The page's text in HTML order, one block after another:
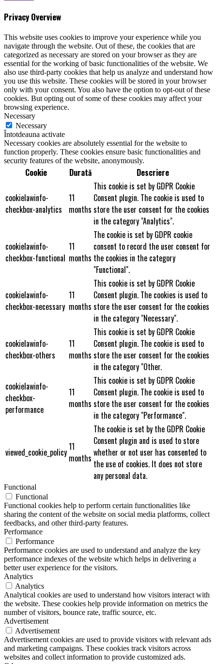
Privacy Overview
This website uses cookies to improve your experience while you
navigate through the website. Out of these, the cookies that are
categorized as necessary are stored on your browser as they are
essential for the working of basic functionalities of the website. We
also use third-party cookies that help us analyze and understand how
you use this website. These cookies will be stored in your browser
only with your consent. You also have the option to opt-out of these
cookies. But opting out of some of these cookies may affect your
browsing experience.
Necessary
Necessary
Întotdeauna activate
Necessary cookies are absolutely essential for the website to
function properly. These cookies ensure basic functionalities and
security features of the website, anonymously.
Cookie Durată Descriere
cookielawinfo-
checkbox-analytics
11
months
This cookie is set by GDPR Cookie
Consent plugin. The cookie is used to
store the user consent for the cookies
in the category "Analytics".
cookielawinfo-
checkbox-functional
11
months
The cookie is set by GDPR cookie
consent to record the user consent for
the cookies in the category
"Functional".
cookielawinfo-
checkbox-necessary
11
months
This cookie is set by GDPR Cookie
Consent plugin. The cookies is used to
store the user consent for the cookies
in the category "Necessary".
cookielawinfo-
checkbox-others
11
months
This cookie is set by GDPR Cookie
Consent plugin. The cookie is used to
store the user consent for the cookies
in the category "Other.
cookielawinfo-
checkbox-
performance
11
months
This cookie is set by GDPR Cookie
Consent plugin. The cookie is used to
store the user consent for the cookies
in the category "Performance".
viewed_cookie_policy11
months
The cookie is set by the GDPR Cookie
Consent plugin and is used to store
whether or not user has consented to
the use of cookies. It does not store
any personal data.
Functional
Functional
Functional cookies help to perform certain functionalities like
sharing the content of the website on social media platforms, collect
feedbacks, and other third-party features.
Performance
Performance
Performance cookies are used to understand and analyze the key
performance indexes of the website which helps in delivering a
better user experience for the visitors.
Analytics
Analytics
Analytical cookies are used to understand how visitors interact with
the website. These cookies help provide information on metrics the
number of visitors, bounce rate, traffic source, etc.
Advertisement
Advertisement
Advertisement cookies are used to provide visitors with relevant ads
and marketing campaigns. These cookies track visitors across
websites and collect information to provide customized ads.